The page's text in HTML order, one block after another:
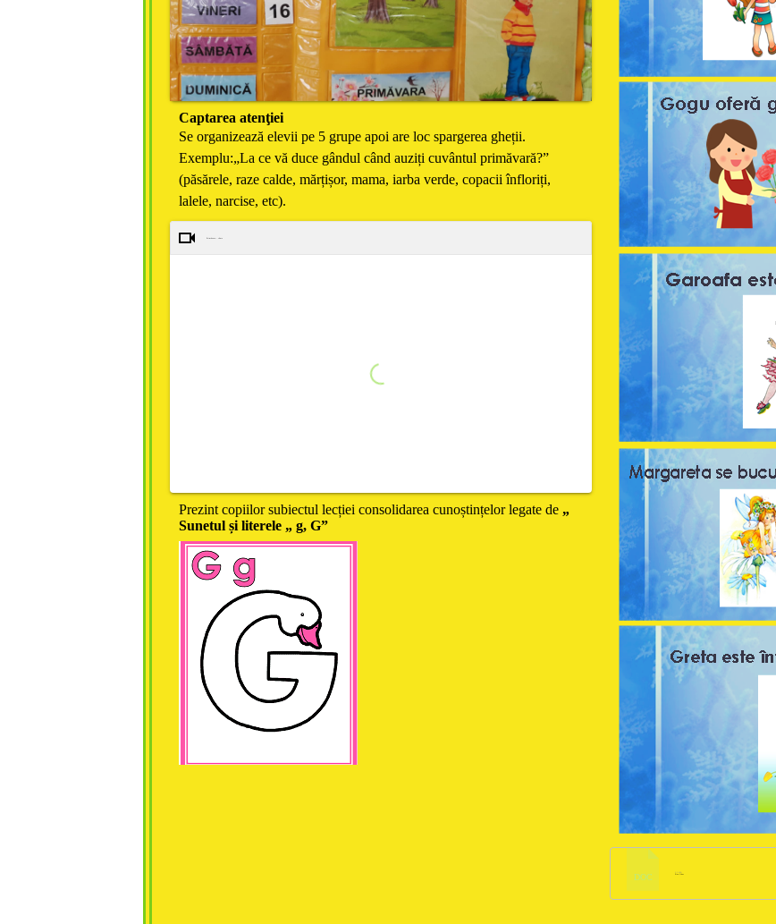
Captarea atenţiei
Se organizează elevii pe 5 grupe apoi are loc spargerea gheții.
Exemplu:„La ce vă duce gândul când auziți cuvântul primăvară?”
(păsărele, raze calde, mărțișor, mama, iarba verde, copacii înfloriți,
lalele, narcise, etc).
Prezint copiilor subiectul lecției consolidarea cunoștințelor legate de „
Sunetul și literele „ g, G”
DOC